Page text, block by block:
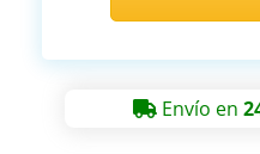
Envío en